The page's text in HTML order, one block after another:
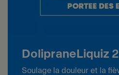
DolipraneLiquiz
Soulage la douleur et la